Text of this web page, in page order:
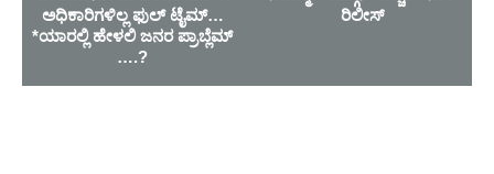
ಅಧಿಕಾರಿಗಳಿಲ್ಲ ಫುಲ್ ಟೈಮ್…
*ಯಾರಲ್ಲಿ ಹೇಳಲಿ ಜನರ ಪ್ರಾಬ್ಲೆಮ್
….?
ರಿಲೀಸ್